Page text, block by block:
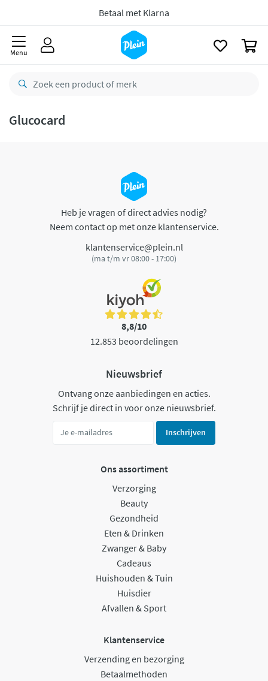
Betaal met Klarna
Menu
Glucocard
Heb je vragen of direct advies nodig?
Neem contact op met onze klantenservice.
klantenservice@plein.nl
(ma t/m vr 08:00 - 17:00)
8,8/10
12.853 beoordelingen
Nieuwsbrief
Ontvang onze aanbiedingen en acties.
Schrijf je direct in voor onze nieuwsbrief.
Inschrijven
Ons assortiment
Verzorging
Beauty
Gezondheid
Eten & Drinken
Zwanger & Baby
Cadeaus
Huishouden & Tuin
Huisdier
Afvallen & Sport
Klantenservice
Verzending en bezorging
Betaalmethoden